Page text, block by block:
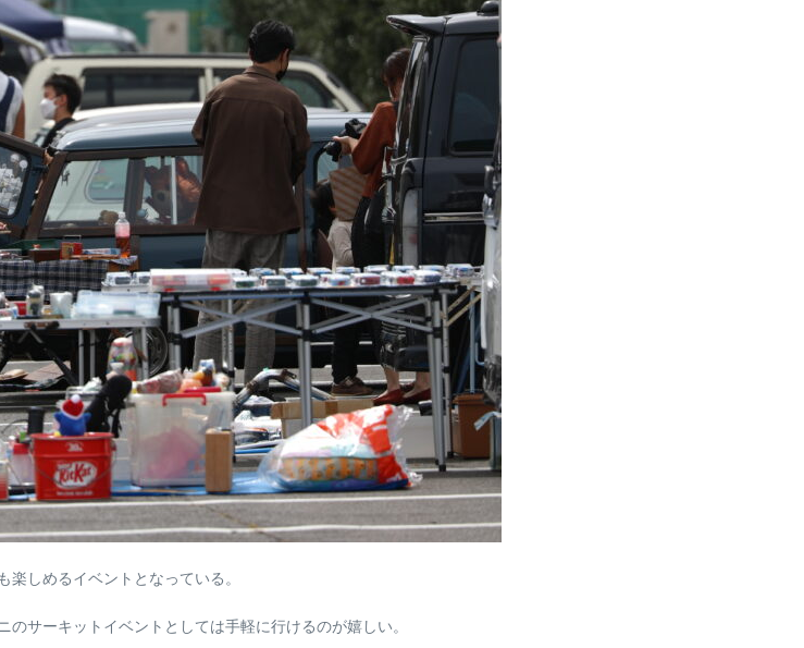
しめるイベントとなっている。
サーキットイベントとしては手軽に行けるのが嬉しい。